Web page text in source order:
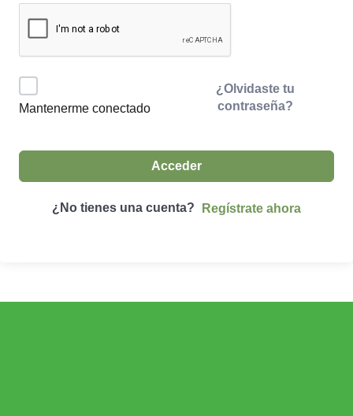
Mantenerme conectado
¿Olvidaste tu
contraseña?
Acceder
¿No tienes una cuenta? Regístrate ahora